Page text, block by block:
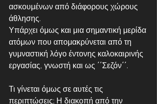
ασκουμένων από διάφορους χώρους
άθλησης.
Υπάρχει όμως και μια σημαντική μερίδα
ατόμων που απομακρύνεται από τη
γυμναστική λόγο έντονης καλοκαιρινής
εργασίας, γνωστή και ως ΄΄Σεζόν΄΄.
Τι γίνεται όμως σε αυτές τις
περιπτώσεις; Η διακοπή από την